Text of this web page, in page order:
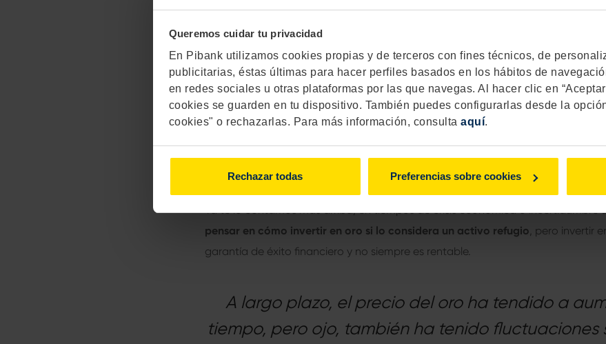
Queremos cuidar tu privacidad
En Pibank utilizamos cookies propias y de terceros con fines técnicos, de
publicitarias, éstas últimas para hacer perfiles basados en los hábitos de
en redes sociales u otras plataformas por las que navegas. Al hacer clic en
cookies se guarden en tu dispositivo. También puedes configurarlas desde la
cookies" o rechazarlas. Para más información, consulta aquí.
Rechazar todas Preferencias sobre cookies
fondos de inversión que invierten en oro físico y se compran y venden en
como la bolsa. La compra de ETFs respaldados por oro es una opción de
que lidiar con el almacenamiento y la custodia del oro físico.
¿Invertir en oro es rentable?
Si te preguntas si invertir en oro es rentable debes considerar
ese momento. A largo plazo, el precio del oro ha tendido a aumentar con el
ha tenido fluctuaciones significativas a corto plazo.
Ya te lo contamos más arriba, en tiempos de crisis económica o incertidumbre
pensar en cómo invertir en oro si lo considera un activo refugio , pero invertir
garantía de éxito financiero y no siempre es rentable.
A largo plazo, el precio del oro ha tendido a
tiempo, pero ojo, también ha tenido fluctuaciones